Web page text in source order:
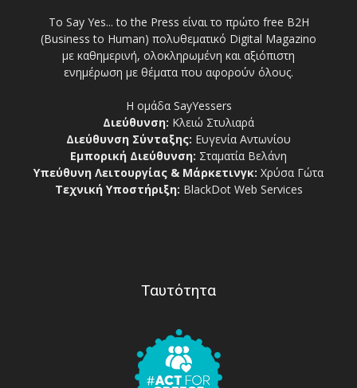
Το Say Yes... to the Press είναι το πρώτο free Β2Η
(Business to Human) πολυθεματικό Digital Magazino
με καθημερινή, ολοκληρωμένη και αξιόπιστη
ενημέρωση με θέματα που αφορούν όλους.
Η ομάδα SayYessers
Διεύθυνση: Κλειώ Στυλιαρά
Διεύθυνση Σύνταξης: Ευγενία Αντωνίου
Εμπορική Διεύθυνση: Σταματία Βελάνη
Υπεύθυνη Λειτουργίας & Μάρκετινγκ: Χρύσα Γώτα
Τεχνική Υποστήριξη: BlackDot Web Services
Ταυτότητα